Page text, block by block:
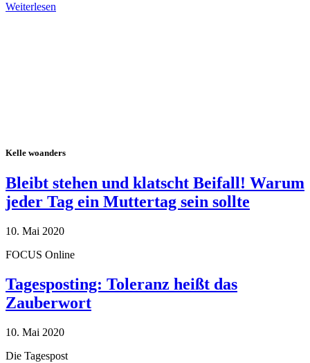
Weiterlesen
Kelle woanders
Bleibt stehen und klatscht Beifall! Warum
jeder Tag ein Muttertag sein sollte
10. Mai 2020
FOCUS Online
Tagesposting: Toleranz heißt das
Zauberwort
10. Mai 2020
Die Tagespost